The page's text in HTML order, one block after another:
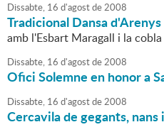
Dissabte, 16 d'agostde2008
Tradicional Dansa d'Arenys
amb l'Esbart Maragall i la
Dissabte, 16 d'agostde2008
Ofici Solemne en honor a
Dissabte, 16 d'agostde2008
Cercavila de gegants,